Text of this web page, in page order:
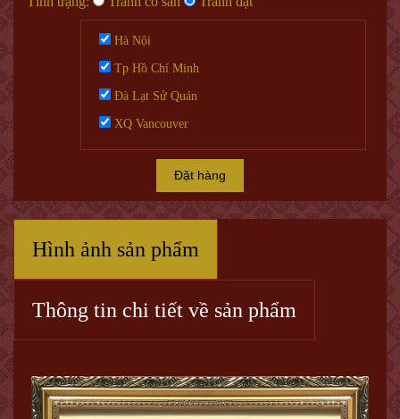
Hà Nội
Tp Hồ Chí Minh
Đà Lạt Sử Quán
XQ Vancouver
Đặt hàng
Hình ảnh sản phẩm
Thông tin chi tiết về sản phẩm